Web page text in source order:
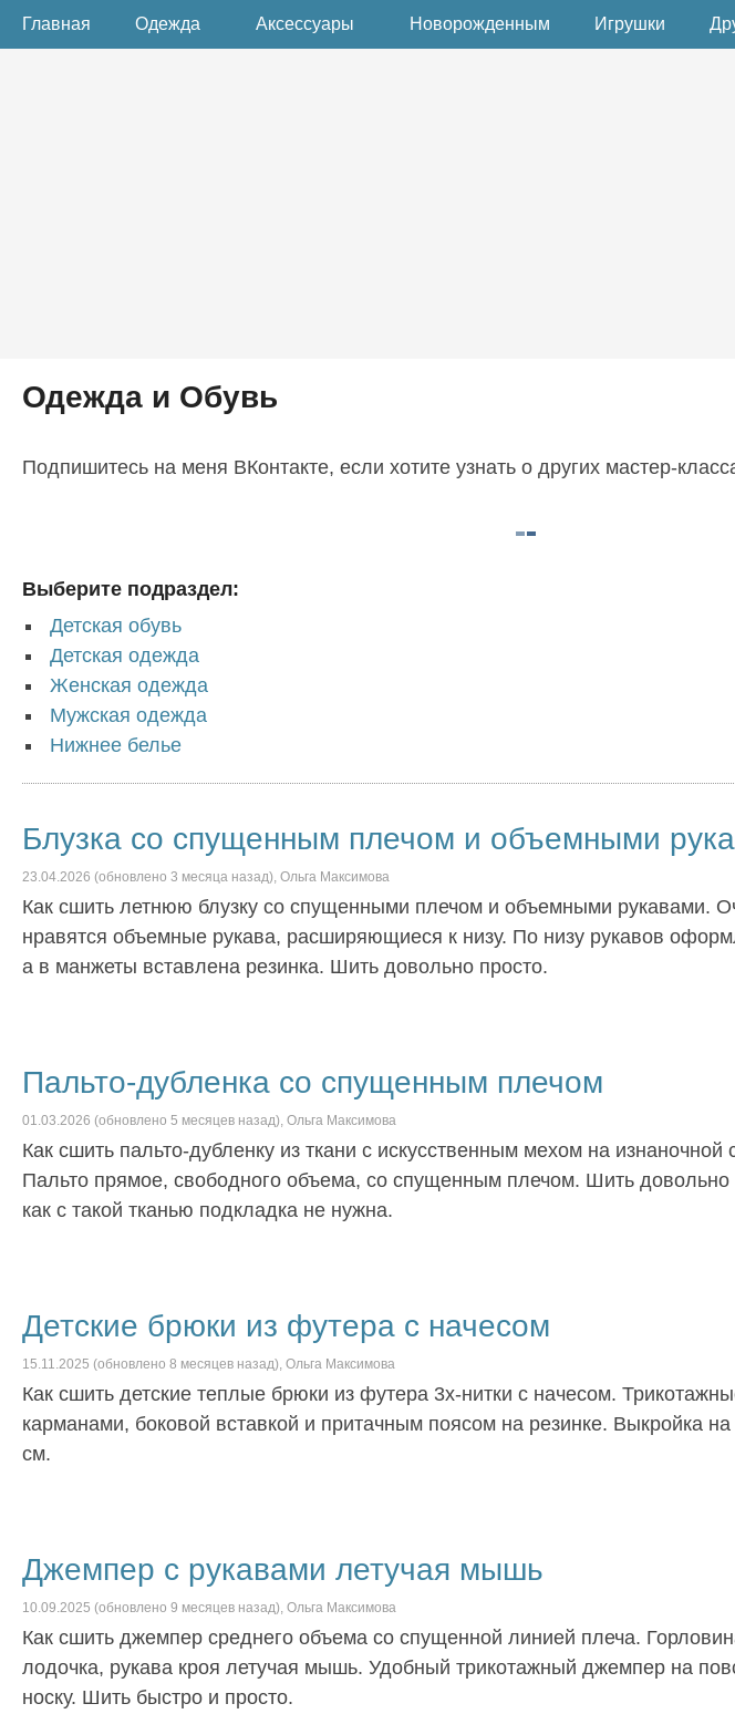
Главная Одежда Аксессуары Новорожденным Игрушки
Одежда и Обувь
Подпишитесь на меня ВКонтакте, если хотите узнать о других мастер-
Выберите подраздел:
Детская обувь
Детская одежда
Женская одежда
Мужская одежда
Нижнее белье
Блузка со спущенным плечом и объемными
23.04.2026 (обновлено 3 месяца назад), Ольга Максимова
Как сшить летнюю блузку со спущенными плечом и объемными рукавами.
нравятся объемные рукава, расширяющиеся к низу. По низу рукавов
а в манжеты вставлена резинка. Шить довольно просто.
Пальто-дубленка со спущенным плечом
01.03.2026 (обновлено 5 месяцев назад), Ольга Максимова
Как сшить пальто-дубленку из ткани с искусственным мехом на изнаночной
Пальто прямое, свободного объема, со спущенным плечом. Шить довольно
как с такой тканью подкладка не нужна.
Детские брюки из футера с начесом
15.11.2025 (обновлено 8 месяцев назад), Ольга Максимова
Как сшить детские теплые брюки из футера 3х-нитки с начесом.
карманами, боковой вставкой и притачным поясом на резинке. Выкройка на
см.
Джемпер с рукавами летучая мышь
10.09.2025 (обновлено 9 месяцев назад), Ольга Максимова
Как сшить джемпер среднего объема со спущенной линией плеча.
лодочка, рукава кроя летучая мышь. Удобный трикотажный джемпер на
носку. Шить быстро и просто.